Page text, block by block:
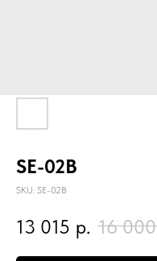
SE-02B
SKU: SE-02B
13 015 р. 16 000